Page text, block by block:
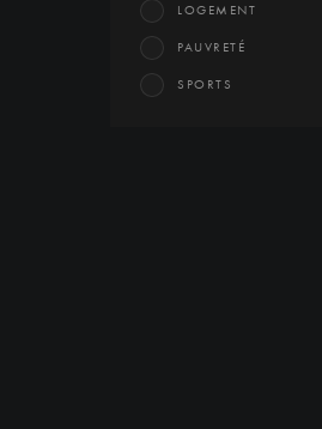
LOGEMENT
PAUVRETÉ
SPORTS